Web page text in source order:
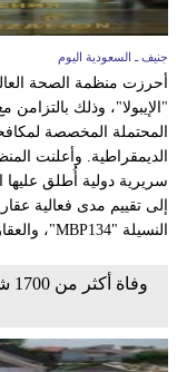
جنيف ـ السعودية اليوم
أحرزت منظمة الصحة
"الإيبولا"، وذلك
المحتملة المخصصة
الديمقراطية. وأعلنت
إلى تقييم مدى فعالية
النسيلة "MBP134"، والعقار المضاد